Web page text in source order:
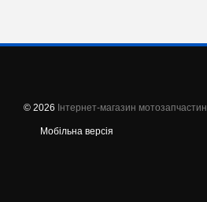
© 2026 Інтернет-магазин мотозапчастин
Мобільна версія